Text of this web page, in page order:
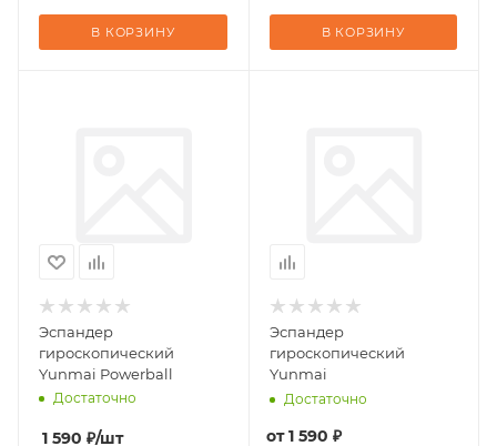
В КОРЗИНУ В КОРЗИНУ
Эспандер
гироскопический
Yunmai Powerball
Достаточно
1 590 ₽/шт
Эспандер
гироскопический
Yunmai
Достаточно
от1 590 ₽